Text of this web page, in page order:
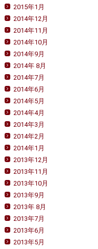
2015年1月
2014年12月
2014年11月
2014年10月
2014年9月
2014年 8月
2014年7月
2014年6月
2014年5月
2014年4月
2014年3月
2014年2月
2014年1月
2013年12月
2013年11月
2013年10月
2013年9月
2013年 8月
2013年7月
2013年6月
2013年5月